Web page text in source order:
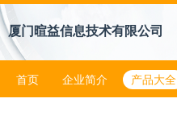
厦门暄益信息技术有限公司
首页 企业简介 产品大全